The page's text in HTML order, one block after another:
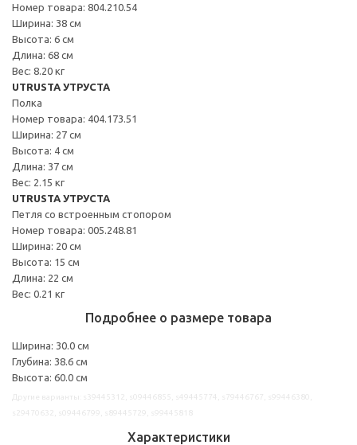
Номер товара: 804.210.54
Ширина: 38 см
Высота: 6 см
Длина: 68 см
Вес: 8.20 кг
UTRUSTA УТРУСТА
Полка
Номер товара: 404.173.51
Ширина: 27 см
Высота: 4 см
Длина: 37 см
Вес: 2.15 кг
UTRUSTA УТРУСТА
Петля со встроенным стопором
Номер товара: 005.248.81
Ширина: 20 см
Высота: 15 см
Длина: 22 см
Вес: 0.21 кг
Подробнее о размере товара
Ширина: 30.0 см
Глубина: 38.6 см
Высота: 60.0 см
Характеристики